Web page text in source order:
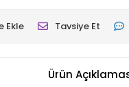
Ekle Tavsiye Et
Ürün